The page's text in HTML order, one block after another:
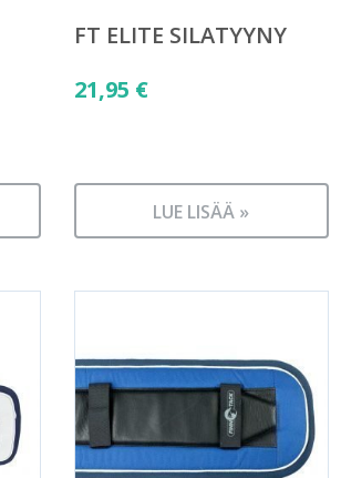
FT ELITE SILATYYNY
21,95 €
LUE LISÄÄ »